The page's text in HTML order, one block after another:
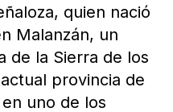
quien nació
Malanzán, un
de la Sierra de los
provincia de
uno de los